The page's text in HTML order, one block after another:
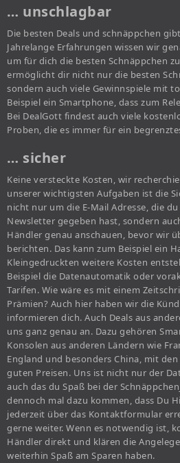
… unschlagbar
Die besten Deals und schnäppchen
Jahrelange Erfahrungen wissen wir
um für dich die besten Schnäppchen
ermöglicht dir nicht nur die besten
sondern auch viele Gewinnspiele mit
Beispiel ein Smartphone, dass zum
Bei DealGott findest auch viele
Proben, die es immer für ein
… sicher
Keine versteckte Kosten, wir
unserer wichtigsten Aufgaben ist die
nicht nur um die E-Mail Adresse, die
Newsletter gegeben hast, sondern
Händler genau anschauen, bevor wir
berichten. Das kann zum Beispiel ein
Kleingedruckten weitere Kosten
Beispiel die Datenautomatik oder
Tarifen. Wie wäre es mit einem
Prämien? Auch hier haben wir die
informieren dich. Auch Deals aus
uns ganz genau an. Dazu gehören
Konsolen aus anderen Ländern wie
England und besonders China, mit
guten Preisen. Uns ist nicht nur der
auch das du Spaß bei der
dennoch mal dazu kommen, dass Du
jederzeit über das Kontaktformular
gerne weiter. Wenn es notwendig ist,
Händler direkt und klären die
weiterhin Spaß am Sparen haben.